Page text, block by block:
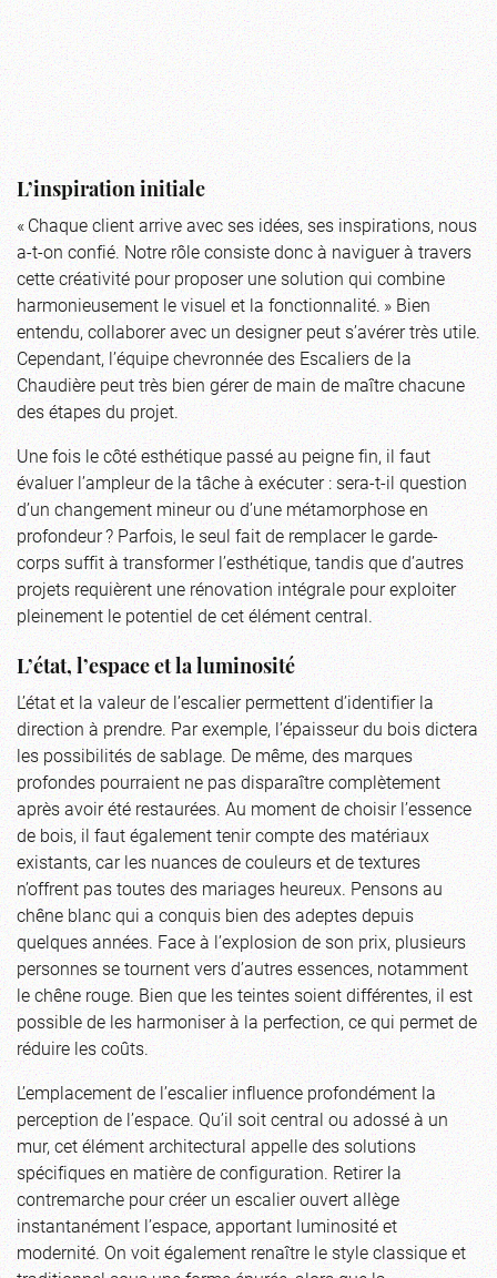
L’inspiration initiale
« Chaque client arrive avec ses idées, ses inspirations, nous
a-t-on confié. Notre rôle consiste donc à naviguer à travers
cette créativité pour proposer une solution qui combine
harmonieusement le visuel et la fonctionnalité. » Bien
entendu, collaborer avec un designer peut s’avérer très utile.
Cependant, l’équipe chevronnée des Escaliers de la
Chaudière peut très bien gérer de main de maître chacune
des étapes du projet.
Une fois le côté esthétique passé au peigne fin, il faut
évaluer l’ampleur de la tâche à exécuter : sera-t-il question
d’un changement mineur ou d’une métamorphose en
profondeur ? Parfois, le seul fait de remplacer le garde-
corps suffit à transformer l’esthétique, tandis que d’autres
projets requièrent une rénovation intégrale pour exploiter
pleinement le potentiel de cet élément central.
L’état, l’espace et la luminosité
L’état et la valeur de l’escalier permettent d’identifier la
direction à prendre. Par exemple, l’épaisseur du bois dictera
les possibilités de sablage. De même, des marques
profondes pourraient ne pas disparaître complètement
après avoir été restaurées. Au moment de choisir l’essence
de bois, il faut également tenir compte des matériaux
existants, car les nuances de couleurs et de textures
n’offrent pas toutes des mariages heureux. Pensons au
chêne blanc qui a conquis bien des adeptes depuis
quelques années. Face à l’explosion de son prix, plusieurs
personnes se tournent vers d’autres essences, notamment
le chêne rouge. Bien que les teintes soient différentes, il est
possible de les harmoniser à la perfection, ce qui permet de
réduire les coûts.
L’emplacement de l’escalier influence profondément la
perception de l’espace. Qu’il soit central ou adossé à un
mur, cet élément architectural appelle des solutions
spécifiques en matière de configuration. Retirer la
contremarche pour créer un escalier ouvert allège
instantanément l’espace, apportant luminosité et
modernité. On voit également renaître le style classique et